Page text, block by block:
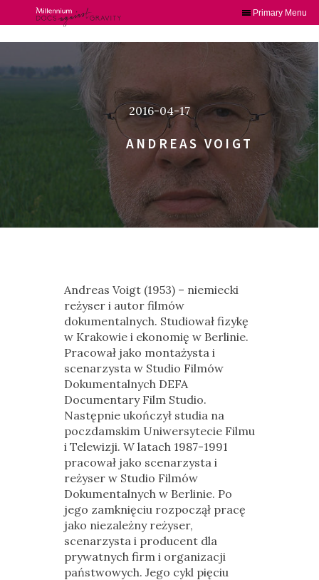
content
Primary Menu
2016-04-17
ANDREAS VOIGT
Andreas Voigt (1953) – niemiecki
reżyser i autor filmów
dokumentalnych. Studiował fizykę
w Krakowie i ekonomię w Berlinie.
Pracował jako montażysta i
scenarzysta w Studio Filmów
Dokumentalnych DEFA
Documentary Film Studio.
Następnie ukończył studia na
poczdamskim Uniwersytecie Filmu
i Telewizji. W latach 1987-1991
pracował jako scenarzysta i
reżyser w Studio Filmów
Dokumentalnych w Berlinie. Po
jego zamknięciu rozpoczął pracę
jako niezależny reżyser,
scenarzysta i producent dla
prywatnych firm i organizacji
państwowych. Jego cykl pięciu